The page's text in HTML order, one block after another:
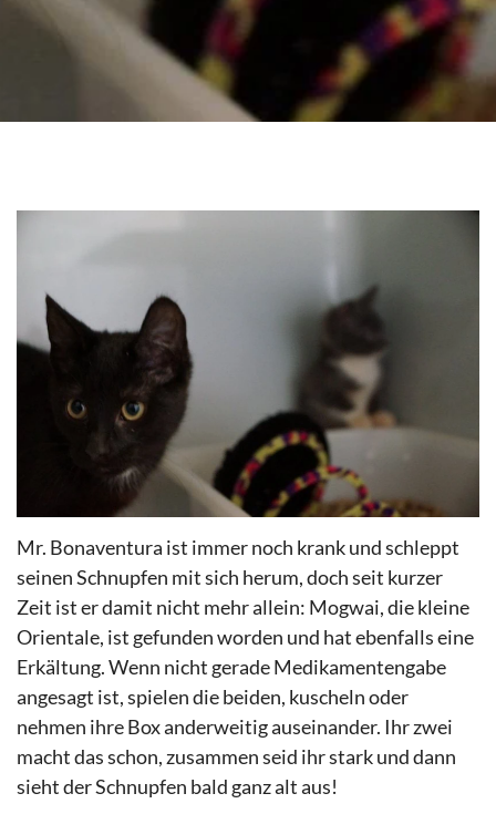
Mr. Bonaventura ist immer noch krank und schleppt
seinen Schnupfen mit sich herum, doch seit kurzer
Zeit ist er damit nicht mehr allein: Mogwai, die kleine
Orientale, ist gefunden worden und hat ebenfalls eine
Erkältung. Wenn nicht gerade Medikamentengabe
angesagt ist, spielen die beiden, kuscheln oder
nehmen ihre Box anderweitig auseinander. Ihr zwei
macht das schon, zusammen seid ihr stark und dann
sieht der Schnupfen bald ganz alt aus!